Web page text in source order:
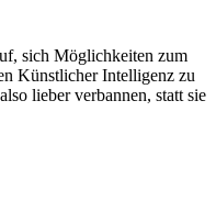
sich Möglichkeiten zum
Künstlicher Intelligenz zu
lieber verbannen, statt sie